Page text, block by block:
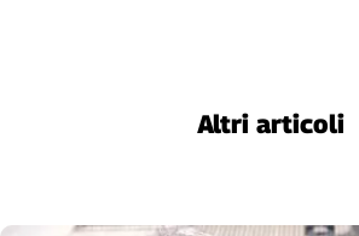
Toscana
Altri articoli